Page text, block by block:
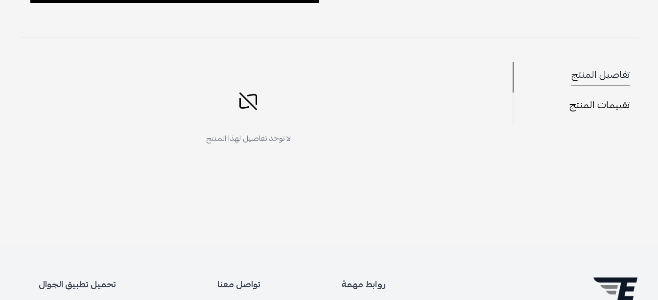
تفاصيل المنتج
تقييمات المنتج
لا توجد تفاصيل لهذا المنتج
روابط مهمة تواصل معنا تحميل تطبيق الجوال